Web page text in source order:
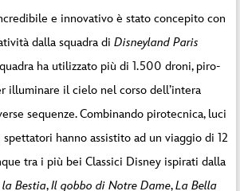
e innovativo è stato concepito con
dalla squadra di Disneyland Paris
ha utilizzato più di 1.500 droni, piro-
illuminare il cielo nel corso dell’intera
sequenze. Combinando pirotecnica, luci
hanno assistito ad un viaggio di 12
tra i più bei Classici Disney ispirati dalla
Bestia,Il gobbo di Notre Dame,La Bella